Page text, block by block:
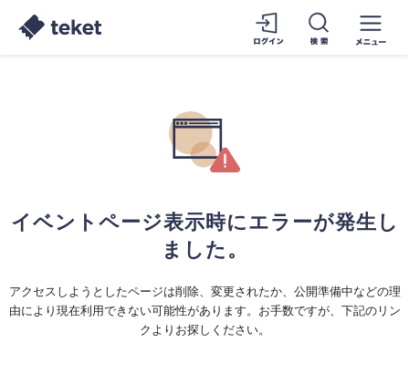
イベントページ表示時にエラーが発生し
ました。
アクセスしようとしたページは削除、変更されたか、公開準備中などの理
由により現在利用できない可能性があります。お手数ですが、下記のリン
クよりお探しください。